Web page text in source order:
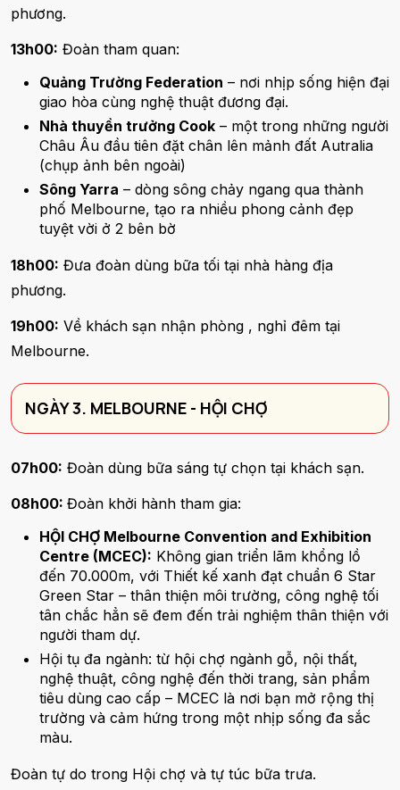
phương.
13h00: Đoàn tham quan:
Quảng Trường Federation – nơi nhịp sống hiện đại
giao hòa cùng nghệ thuật đương đại.
Nhà thuyền trưởng Cook – một trong những người
Châu Âu đầu tiên đặt chân lên mảnh đất Autralia
(chụp ảnh bên ngoài)
Sông Yarra – dòng sông chảy ngang qua thành
phố Melbourne, tạo ra nhiều phong cảnh đẹp
tuyệt vời ở 2 bên bờ
18h00: Đưa đoàn dùng bữa tối tại nhà hàng địa
phương.
19h00: Về khách sạn nhận phòng , nghỉ đêm tại
Melbourne.
NGÀY 3. MELBOURNE - HỘI CHỢ
07h00: Đoàn dùng bữa sáng tự chọn tại khách sạn.
08h00: Đoàn khởi hành tham gia:
HỘI CHỢ Melbourne Convention and Exhibition
Centre (MCEC): Không gian triển lãm khổng lồ
đến 70.000m, với Thiết kế xanh đạt chuẩn 6 Star
Green Star – thân thiện môi trường, công nghệ tối
tân chắc hẳn sẽ đem đến trải nghiệm thân thiện với
người tham dự.
Hội tụ đa ngành: từ hội chợ ngành gỗ, nội thất,
nghệ thuật, công nghệ đến thời trang, sản phẩm
tiêu dùng cao cấp – MCEC là nơi bạn mở rộng thị
trường và cảm hứng trong một nhịp sống đa sắc
màu.
Đoàn tự do trong Hội chợ và tự túc bữa trưa.